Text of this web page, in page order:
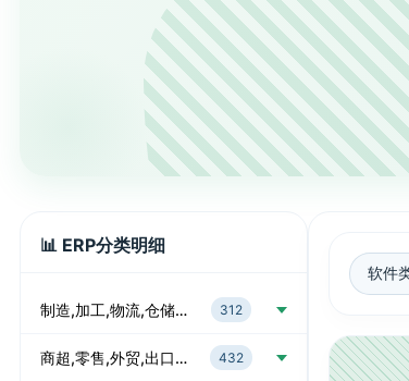
📊 ERP分类明细
制造,加工,物流,仓储… 312
商超,零售,外贸,出口… 432